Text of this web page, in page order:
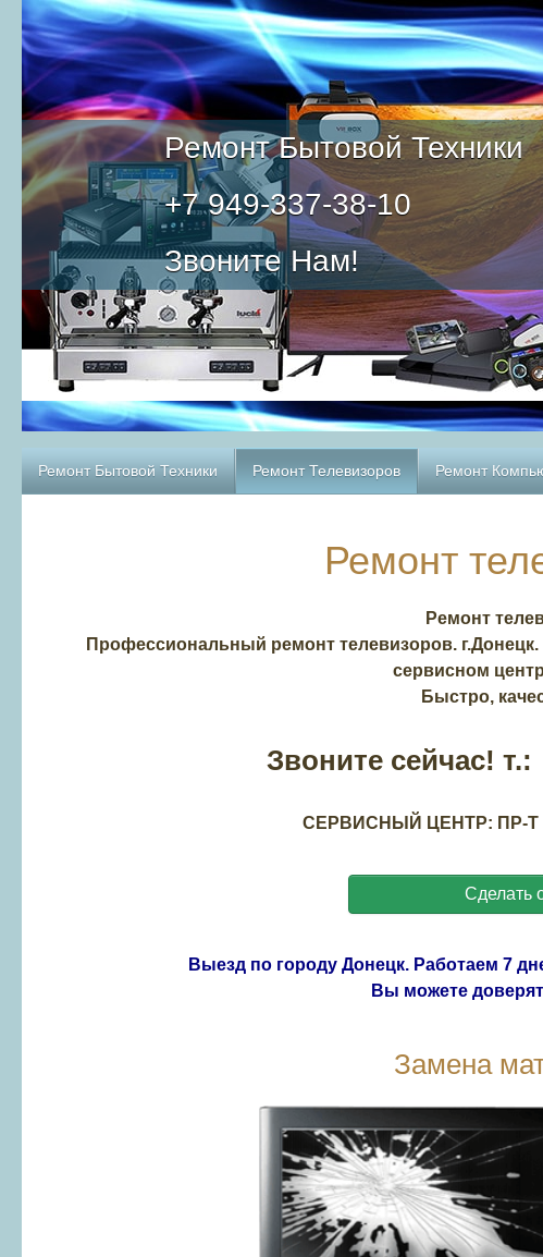
Ремонт Бытовой Техники
+7 949-337-38-10
Звоните Нам!
Ремонт Бытовой Техники Ремонт Телевизоров Ремонт
Ремонт
Ремонт
Профессиональный ремонт телевизоров.
сервисном
Быстро,
Звоните сейчас! т.:
СЕРВИСНЫЙ ЦЕНТР: ПР-Т
Сделать
Выезд по городу Донецк. Работаем 7
Вы можете
Замена